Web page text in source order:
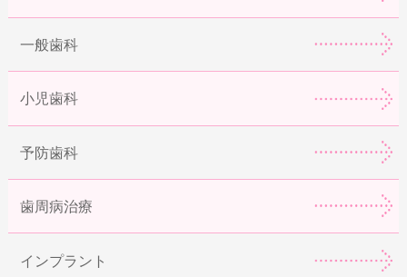
一般歯科
小児歯科
予防歯科
歯周病治療
インプラント